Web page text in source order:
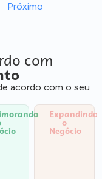
Próximo
com
acordo com o seu
Expandindo
o
Negócio